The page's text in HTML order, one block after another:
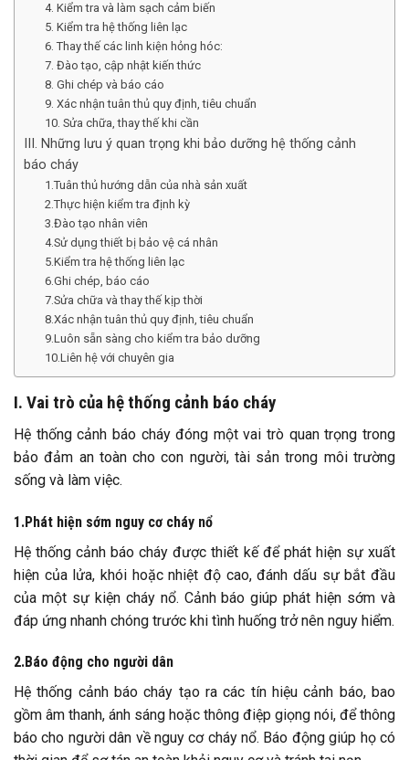
4. Kiểm tra và làm sạch cảm biến
5. Kiểm tra hệ thống liên lạc
6. Thay thế các linh kiện hỏng hóc:
7. Đào tạo, cập nhật kiến thức
8. Ghi chép và báo cáo
9. Xác nhận tuân thủ quy định, tiêu chuẩn
10. Sửa chữa, thay thế khi cần
III. Những lưu ý quan trọng khi bảo dưỡng hệ thống cảnh
báo cháy
1.Tuân thủ hướng dẫn của nhà sản xuất
2.Thực hiện kiểm tra định kỳ
3.Đào tạo nhân viên
4.Sử dụng thiết bị bảo vệ cá nhân
5.Kiểm tra hệ thống liên lạc
6.Ghi chép, báo cáo
7.Sửa chữa và thay thế kịp thời
8.Xác nhận tuân thủ quy định, tiêu chuẩn
9.Luôn sẵn sàng cho kiểm tra bảo dưỡng
10.Liên hệ với chuyên gia
I. Vai trò của hệ thống cảnh báo cháy
Hệ thống cảnh báo cháy đóng một vai trò quan trọng trong
bảo đảm an toàn cho con người, tài sản trong môi trường
sống và làm việc.
1.Phát hiện sớm nguy cơ cháy nổ
Hệ thống cảnh báo cháy được thiết kế để phát hiện sự xuất
hiện của lửa, khói hoặc nhiệt độ cao, đánh dấu sự bắt đầu
của một sự kiện cháy nổ. Cảnh báo giúp phát hiện sớm và
đáp ứng nhanh chóng trước khi tình huống trở nên nguy hiểm.
2.Báo động cho người dân
Hệ thống cảnh báo cháy tạo ra các tín hiệu cảnh báo, bao
gồm âm thanh, ánh sáng hoặc thông điệp giọng nói, để thông
báo cho người dân về nguy cơ cháy nổ. Báo động giúp họ có